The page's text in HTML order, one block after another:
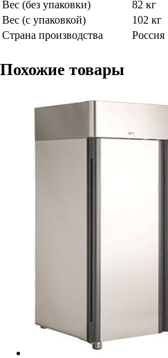
Вес (без упаковки)
82 кг
Вес (с упаковкой)
102 кг
Страна производства
Россия
Похожие товары